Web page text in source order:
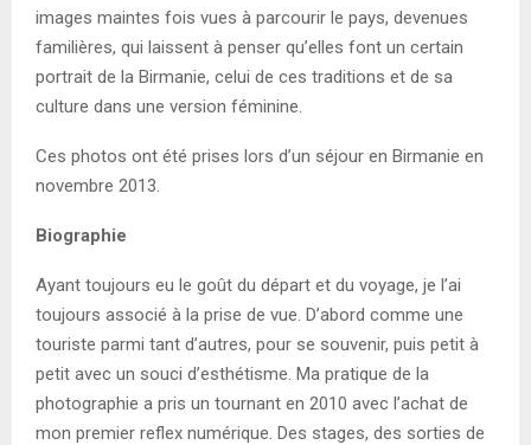
images maintes fois vues à parcourir le pays, devenues
familières, qui laissent à penser qu’elles font un certain
portrait de la Birmanie, celui de ces traditions et de sa
culture dans une version féminine.
Ces photos ont été prises lors d’un séjour en Birmanie en
novembre 2013.
Biographie
Ayant toujours eu le goût du départ et du voyage, je l’ai
toujours associé à la prise de vue. D’abord comme une
touriste parmi tant d’autres, pour se souvenir, puis petit à
petit avec un souci d’esthétisme. Ma pratique de la
photographie a pris un tournant en 2010 avec l’achat de
mon premier reflex numérique. Des stages, des sorties de